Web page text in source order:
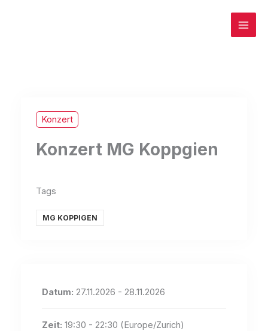
Konzert
Konzert MG Koppgien
Tags
MG KOPPIGEN
Datum: 27.11.2026 - 28.11.2026
Zeit: 19:30 - 22:30 (Europe/Zurich)